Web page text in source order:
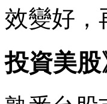
效變好，
投資美